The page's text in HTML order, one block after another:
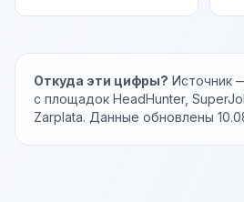
Откуда эти цифры? Источник
с площадок HeadHunter,
Zarplata. Данные обновлены